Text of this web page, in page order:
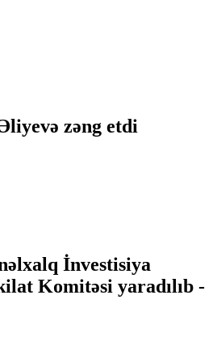
zəng etdi
İnvestisiya
Komitəsi yaradılıb -